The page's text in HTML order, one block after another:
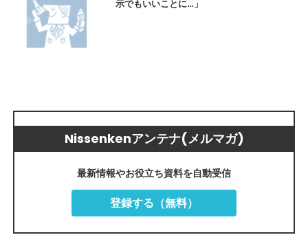
示でもいいことに…」
Nissenkenアンテナ(メルマガ)
最新情報やお役立ち資料を自動受信
登録する（無料）